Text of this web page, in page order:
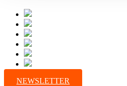
NEWSLETTER